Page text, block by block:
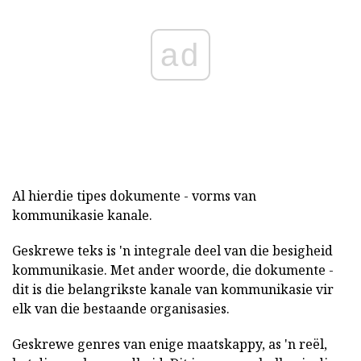
ad
Al hierdie tipes dokumente - vorms van
kommunikasie kanale.
Geskrewe teks is 'n integrale deel van die besigheid
kommunikasie. Met ander woorde, die dokumente -
dit is die belangrikste kanale van kommunikasie vir
elk van die bestaande organisasies.
Geskrewe genres van enige maatskappy, as 'n reël,